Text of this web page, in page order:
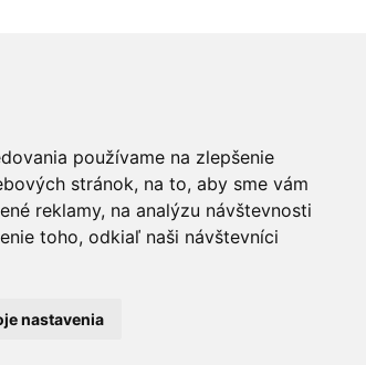
používame na zlepšenie
stránok, na to, aby sme vám
reklamy, na analýzu návštevnosti
toho, odkiaľ naši návštevníci
nastavenia